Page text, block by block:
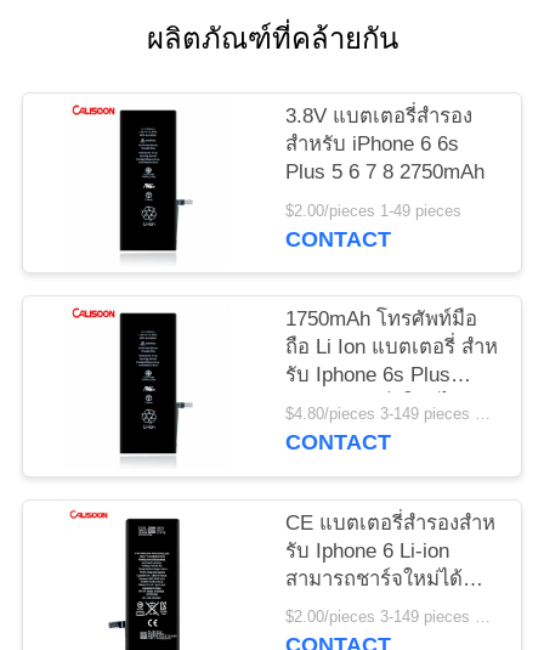
PRIVACY
ผลิตภัณฑ์ที่คล้ายกัน
3.8V แบตเตอรี่สํารอง
สําหรับ iPhone 6 6s
Plus 5 6 7 8 2750mAh
$2.00/pieces 1-49 pieces
CONTACT
1750mAh โทรศัพท์มือ
ถือ Li Ion แบตเตอรี่ สําห
รับ Iphone 6s Plus
สามารถชาร์จใหม่ได้
$4.80/pieces 3-149 pieces MOQ:3 ชิ้น
CONTACT
CE แบตเตอรี่สํารองสําห
รับ Iphone 6 Li-ion
สามารถชาร์จใหม่ได้
3.8V
$2.00/pieces 3-149 pieces MOQ:3 ชิ้น